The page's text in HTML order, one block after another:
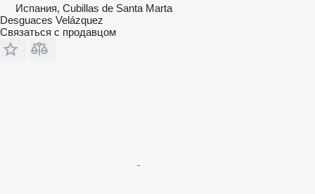
Испания, Cubillas de Santa Marta
Desguaces Velázquez
Связаться с продавцом